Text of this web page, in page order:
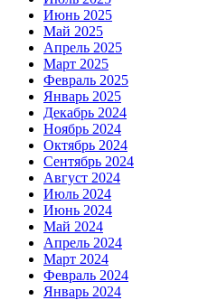
Июнь 2025
Май 2025
Апрель 2025
Март 2025
Февраль 2025
Январь 2025
Декабрь 2024
Ноябрь 2024
Октябрь 2024
Сентябрь 2024
Август 2024
Июль 2024
Июнь 2024
Май 2024
Апрель 2024
Март 2024
Февраль 2024
Январь 2024